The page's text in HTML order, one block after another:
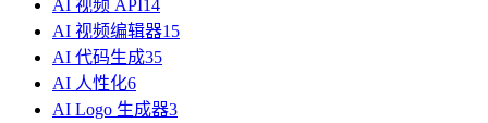
AI 视频 API14
AI 视频编辑器15
AI 代码生成35
AI 人性化6
AI Logo 生成器3